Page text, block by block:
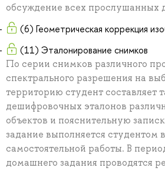
обсуждение всех прослушанных
(6) Геометрическая коррекция
(11) Эталонирование снимков
По серии снимков различного
спектрального разрешения на
территорию студент составляет
дешифровочных эталонов
объектов и пояснительную
задание выполняется студентом
самостоятельной работы. В
домашнего задания проводятся